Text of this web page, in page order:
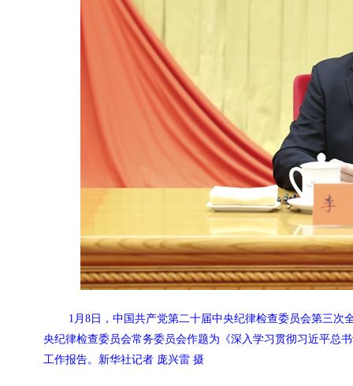
1月8日，中国共产党第二十届中央纪律检查委员会第三
央纪律检查委员会常务委员会作题为《深入学习贯彻习近平总
工作报告。新华社记者 庞兴雷 摄